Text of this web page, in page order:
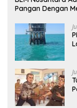
Pangan Dengan